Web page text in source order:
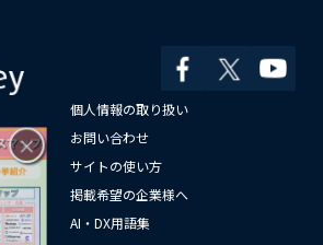
展示会の名刺を商談に変える
「GenLead」
RAG技術研修
個人情報の取り扱い
お問い合わせ
サイトの使い方
掲載希望の企業様へ
AI・DX用語集
×